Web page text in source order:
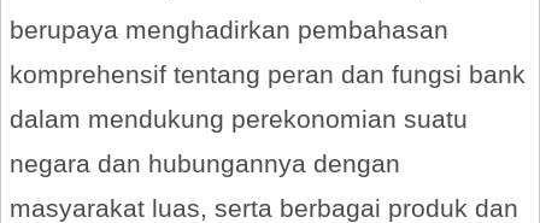
berupaya menghadirkan pembahasan
komprehensif tentang peran dan fungsi bank
dalam mendukung perekonomian suatu
negara dan hubungannya dengan
masyarakat luas, serta berbagai produk dan